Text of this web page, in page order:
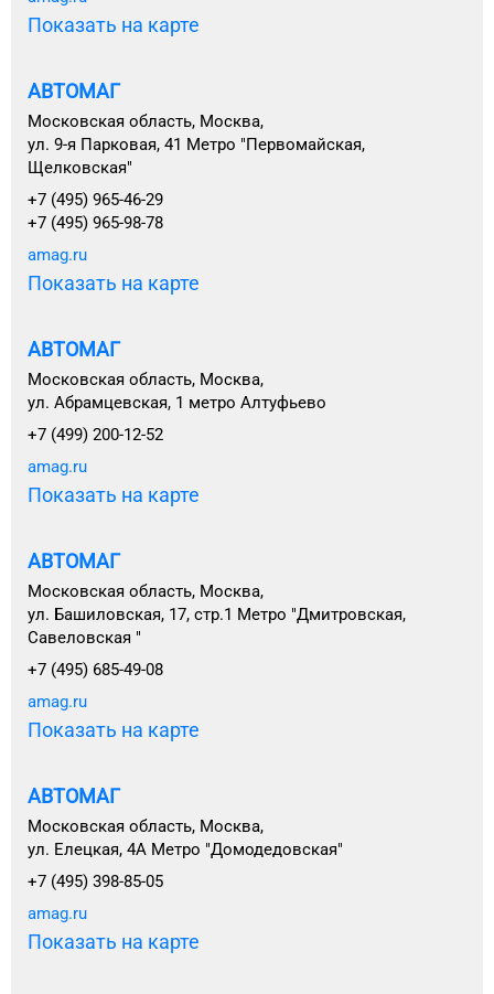
Показать на карте
АВТОМАГ
Московская область, Москва,
ул. 9-я Парковая, 41 Метро "Первомайская,
Щелковская"
+7 (495) 965-46-29
+7 (495) 965-98-78
amag.ru
Показать на карте
АВТОМАГ
Московская область, Москва,
ул. Абрамцевская, 1 метро Алтуфьево
+7 (499) 200-12-52
amag.ru
Показать на карте
АВТОМАГ
Московская область, Москва,
ул. Башиловская, 17, стр.1 Метро "Дмитровская,
Савеловская "
+7 (495) 685-49-08
amag.ru
Показать на карте
АВТОМАГ
Московская область, Москва,
ул. Елецкая, 4А Метро "Домодедовская"
+7 (495) 398-85-05
amag.ru
Показать на карте